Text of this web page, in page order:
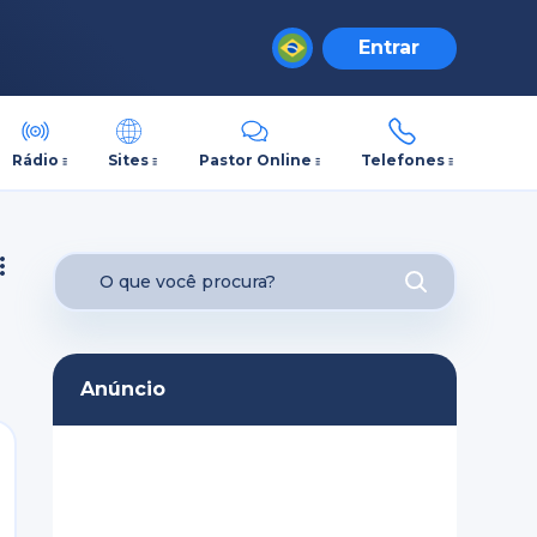
Entrar
Rádio Sites Pastor Online Telefones
Anúncio